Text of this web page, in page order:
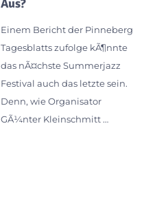
Aus?
Einem Bericht der Pinneberg
Tagesblatts zufolge kÃ¶nnte
das nÃ¤chste Summerjazz
Festival auch das letzte sein.
Denn, wie Organisator
GÃ¼nter Kleinschmitt …